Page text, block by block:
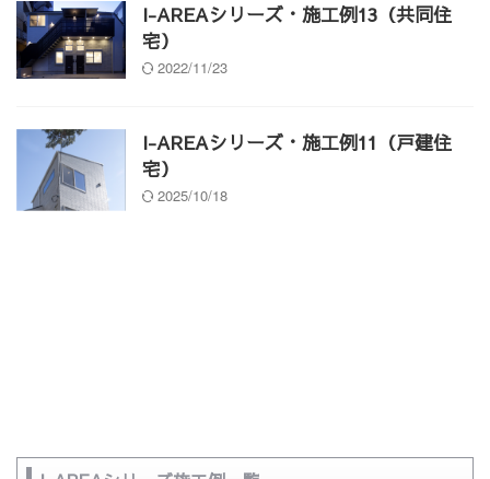
I-AREAシリーズ・施工例13（共同住
宅）
2022/11/23
I-AREAシリーズ・施工例11（戸建住
宅）
2025/10/18